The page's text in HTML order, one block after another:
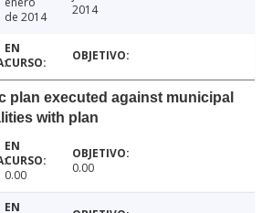
de 2014
2014
plan executed against municipal
with plan
0.00 0.00